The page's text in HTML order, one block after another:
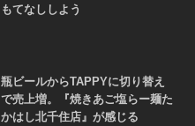
もてなししよう
瓶ビールからTAPPYに切り替え
で売上増。『焼きあご塩らー麺た
かはし北千住店』が感じる